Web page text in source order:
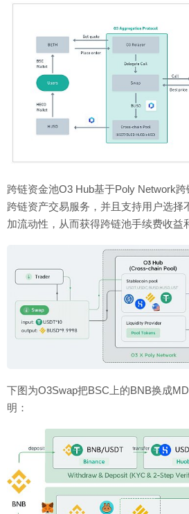
跨链资金池O3 Hub基于Poly Network
跨链资产交易服务，并且支持用户选择
加流动性，从而获得跨链池手续费收益
下图为O3Swap把BSC上的BNB换成
明：